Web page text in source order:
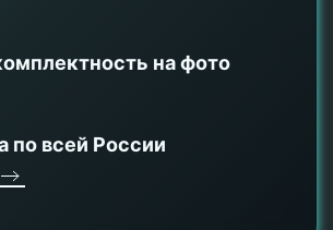
на фото
по всей России